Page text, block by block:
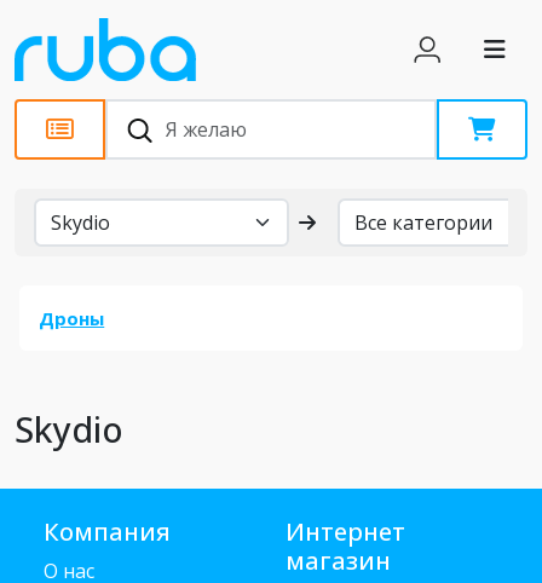
Бренды
Дроны
Skydio
Компания
О нас
Интернет
магазин